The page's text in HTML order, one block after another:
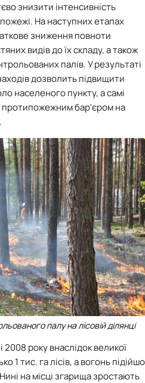
знизити інтенсивність
На наступних етапах
зниження повноти
видів до їх складу, а також
палів. У результаті
дозволить підвищити
населеного пункту, а самі
протипожежним бар'єром на
палу на лісовій ділянці
2008 року внаслідок великої
1 тис. га лісів, а вогонь
на місці згарища зростають